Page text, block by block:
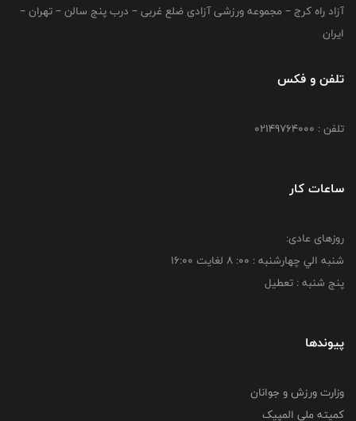
آزاد راه کرج – مجموعه ورزشی آزادی ضلع غربی – درب پنج سالن – تهران –
ایران
تلفن و فکس
تلفن : 02149764000
ساعات کار
روزهای عادی:
شنبه الي چهارشنبه : 00: 8 لغايت 16:00
پنج شنبه : تعطیل
پیوندها
وزارت ورزش و جوانان
کمیته ملی المپیک